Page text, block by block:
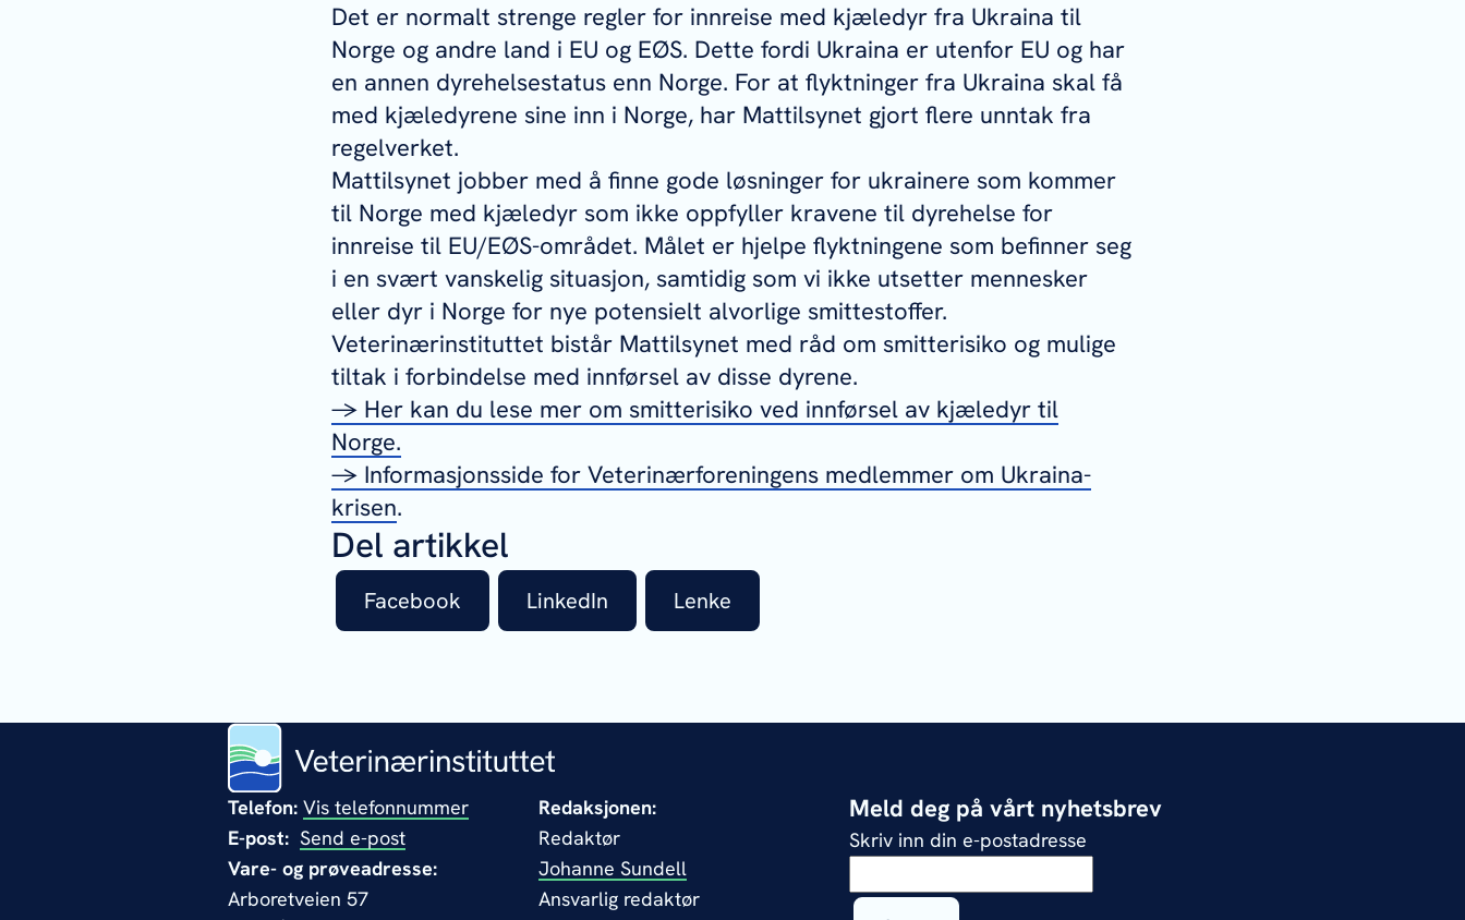
Det er normalt strenge regler for innreise med kjæledyr fra Ukraina til
Norge og andre land i EU og EØS. Dette fordi Ukraina er utenfor EU og har
en annen dyrehelsestatus enn Norge. For at flyktninger fra Ukraina skal få
med kjæledyrene sine inn i Norge, har Mattilsynet gjort flere unntak fra
regelverket.
Mattilsynet jobber med å finne gode løsninger for ukrainere som kommer
til Norge med kjæledyr som ikke oppfyller kravene til dyrehelse for
innreise til EU/EØS-området. Målet er hjelpe flyktningene som befinner seg
i en svært vanskelig situasjon, samtidig som vi ikke utsetter mennesker
eller dyr i Norge for nye potensielt alvorlige smittestoffer.
Veterinærinstituttet bistår Mattilsynet med råd om smitterisiko og mulige
tiltak i forbindelse med innførsel av disse dyrene.
→ Her kan du lese mer om smitterisiko ved innførsel av kjæledyr til
Norge.
→ Informasjonsside for Veterinærforeningens medlemmer om Ukraina-
krisen.
Del artikkel
Facebook LinkedIn Lenke
Telefon: Vis telefonnummer
E-post: Send e-post
Vare- og prøveadresse:
Arboretveien 57
Redaksjonen:
Redaktør
Johanne Sundell
Ansvarlig redaktør
Meld deg på vårt nyhetsbrev
Skriv inn din e-postadresse